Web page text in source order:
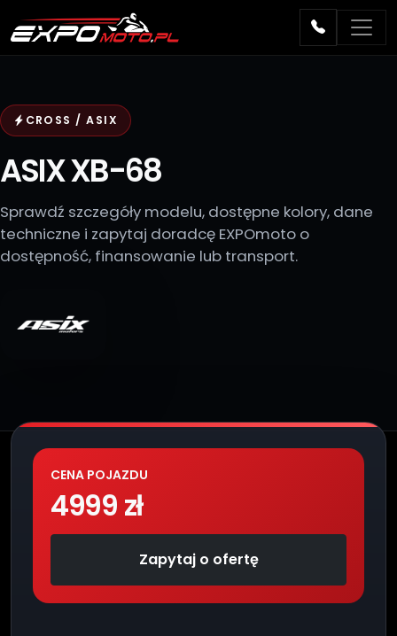
CROSS / ASIX
ASIX XB-68
Sprawdź szczegóły modelu, dostępne kolory, dane
techniczne i zapytaj doradcę EXPOmoto o
dostępność, finansowanie lub transport.
CENA POJAZDU
4999 zł
Zapytaj o ofertę